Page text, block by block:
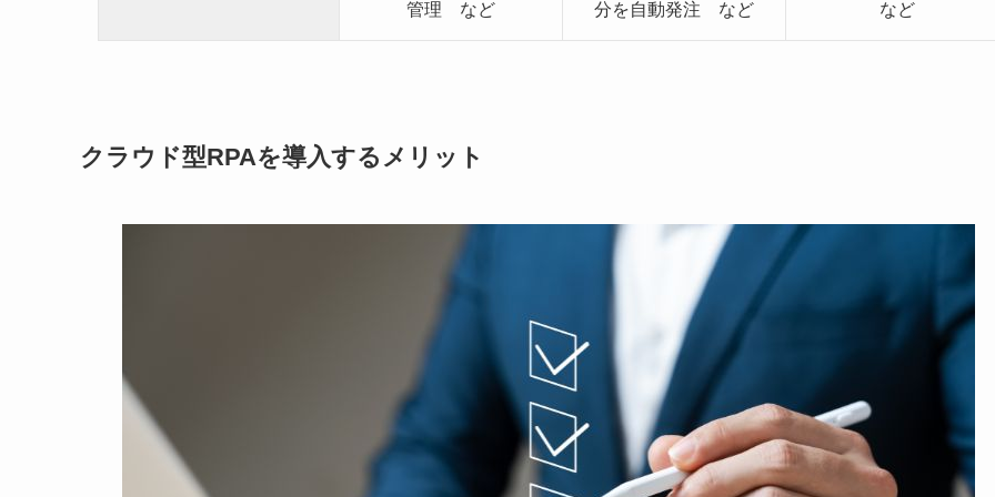
管理 など
分を自動発注 など
など
クラウド型RPAを導入するメリット